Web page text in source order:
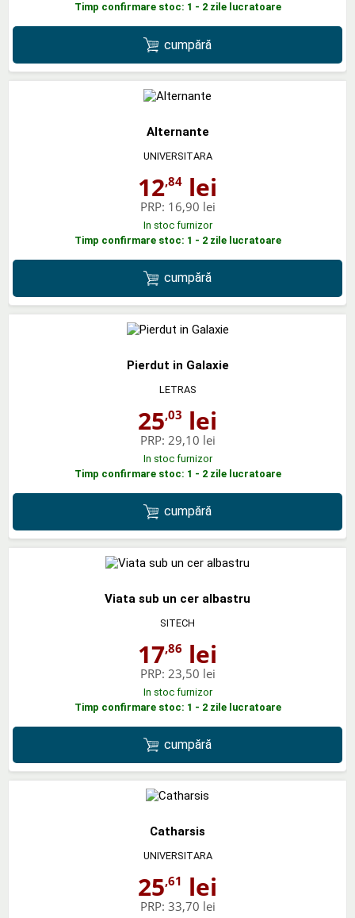
Timp confirmare stoc: 1 - 2 zile lucratoare
cumpără
Alternante
UNIVERSITARA
12,84 lei
PRP: 16,90 lei
In stoc furnizor
Timp confirmare stoc: 1 - 2 zile lucratoare
cumpără
Pierdut in Galaxie
LETRAS
25,03 lei
PRP: 29,10 lei
In stoc furnizor
Timp confirmare stoc: 1 - 2 zile lucratoare
cumpără
Viata sub un cer albastru
SITECH
17,86 lei
PRP: 23,50 lei
In stoc furnizor
Timp confirmare stoc: 1 - 2 zile lucratoare
cumpără
Catharsis
UNIVERSITARA
25,61 lei
PRP: 33,70 lei